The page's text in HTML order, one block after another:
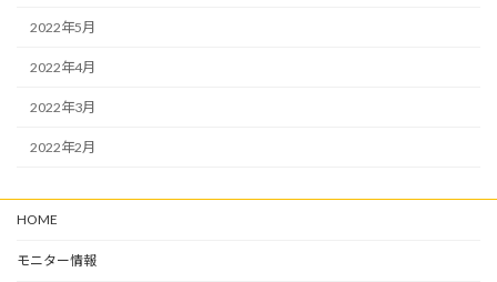
2022年5月
2022年4月
2022年3月
2022年2月
HOME
モニター情報